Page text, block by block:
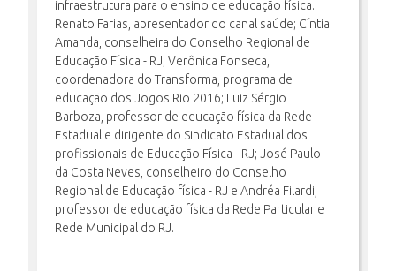
INSCRIÇÃO E SELEÇÃO
CONTATO
infraestrutura para o ensino de educação física.
Renato Farias, apresentador do canal saúde; Cíntia
Amanda, conselheira do Conselho Regional de
Educação Física - RJ; Verônica Fonseca,
coordenadora do Transforma, programa de
educação dos Jogos Rio 2016; Luiz Sérgio
Barboza, professor de educação física da Rede
Estadual e dirigente do Sindicato Estadual dos
profissionais de Educação Física - RJ; José Paulo
da Costa Neves, conselheiro do Conselho
Regional de Educação física - RJ e Andréa Filardi,
professor de educação física da Rede Particular e
Rede Municipal do RJ.